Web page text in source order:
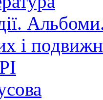
і